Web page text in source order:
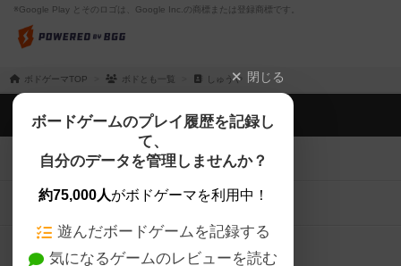
※Google Play とそのロゴは、Google Inc.の商標または登録商標です。
ボドゲーマTOP ボドとも一覧 しゅうや 閉じる
ボードゲームのプレイ履歴を記録し
て、
自分のデータを管理しませんか？
約75,000人がボドゲーマを利用中！
遊んだボードゲームを記録する
気になるゲームのレビューを読む
ボドゲーマTOP
ボードゲームを検索する
ボードゲームの新着レビュー
ボードゲーム会情報